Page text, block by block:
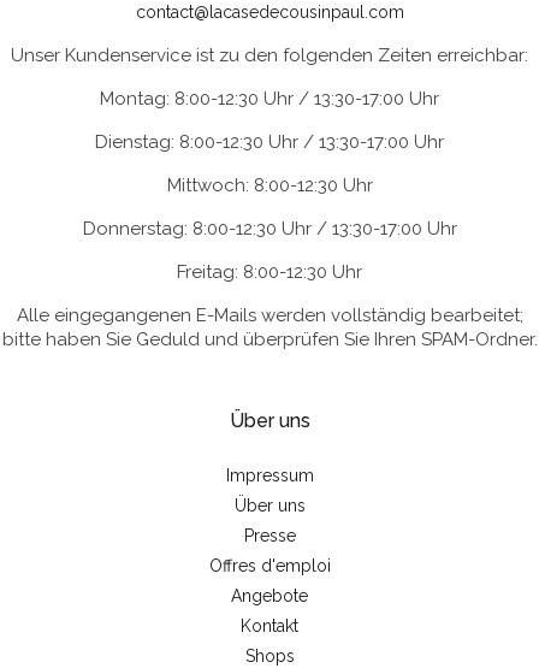
contact@lacasedecousinpaul.com
Unser Kundenservice ist zu den folgenden Zeiten erreichbar:
Montag: 8:00-12:30 Uhr / 13:30-17:00 Uhr
Dienstag: 8:00-12:30 Uhr / 13:30-17:00 Uhr
Mittwoch: 8:00-12:30 Uhr
Donnerstag: 8:00-12:30 Uhr / 13:30-17:00 Uhr
Freitag: 8:00-12:30 Uhr
Alle eingegangenen E-Mails werden vollständig bearbeitet;
bitte haben Sie Geduld und überprüfen Sie Ihren SPAM-Ordner.
Über uns
Impressum
Über uns
Presse
Offres d'emploi
Angebote
Kontakt
Shops